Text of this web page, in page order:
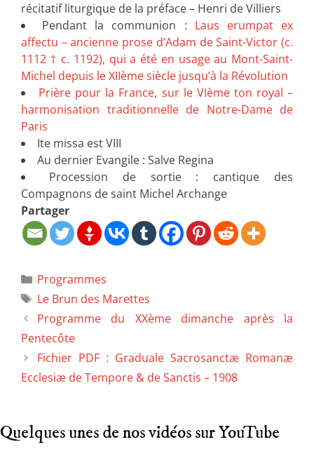
récitatif liturgique de la préface – Henri de Villiers
Pendant la communion : Laus erumpat ex
affectu – ancienne prose d’Adam de Saint-Victor (c.
1112 † c. 1192), qui a été en usage au Mont-Saint-
Michel depuis le XIIème siècle jusqu’à la Révolution
Prière pour la France, sur le VIème ton royal –
harmonisation traditionnelle de Notre-Dame de
Paris
Ite missa est VIII
Au dernier Evangile : Salve Regina
Procession de sortie : cantique des
Compagnons de saint Michel Archange
Partager
Programmes
Le Brun des Marettes
Programme du XXème dimanche après la
Pentecôte
Fichier PDF : Graduale Sacrosanctæ Romanæ
Ecclesiæ de Tempore & de Sanctis – 1908
Quelques unes de nos vidéos sur YouTube